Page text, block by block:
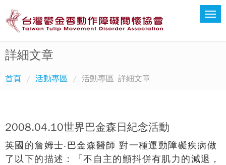
詳細文章
首頁 活動專區 活動專區_詳細文章
2008.04.10世界巴金森日紀念活動
英國的詹姆士‧巴金森醫師 對一種運動障礙疾病做
了以下的描述：「不自主的顫抖併有肌力的減退，